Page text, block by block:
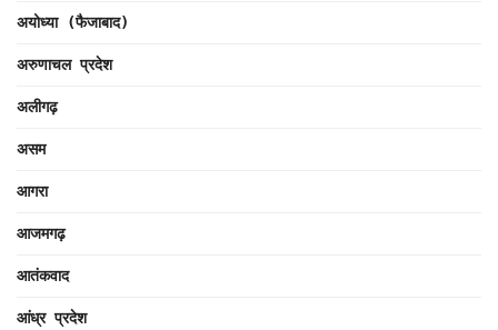
अयोध्या (फैजाबाद)
अरुणाचल प्रदेश
अलीगढ़
असम
आगरा
आजमगढ़
आतंकवाद
आंध्र प्रदेश